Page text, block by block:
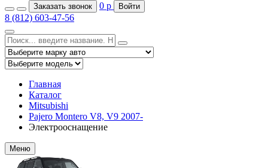
Заказать звонок 0 р Войти
8 (812) 603-47-56
Главная
Каталог
Mitsubishi
Pajero Montero V8, V9 2007-
Электрооснащение
Меню